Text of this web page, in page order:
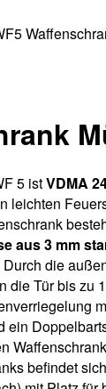
5 istVDMA
leichten
aus 3 mm
Durch die
die Tür bis zu
ein
befindet